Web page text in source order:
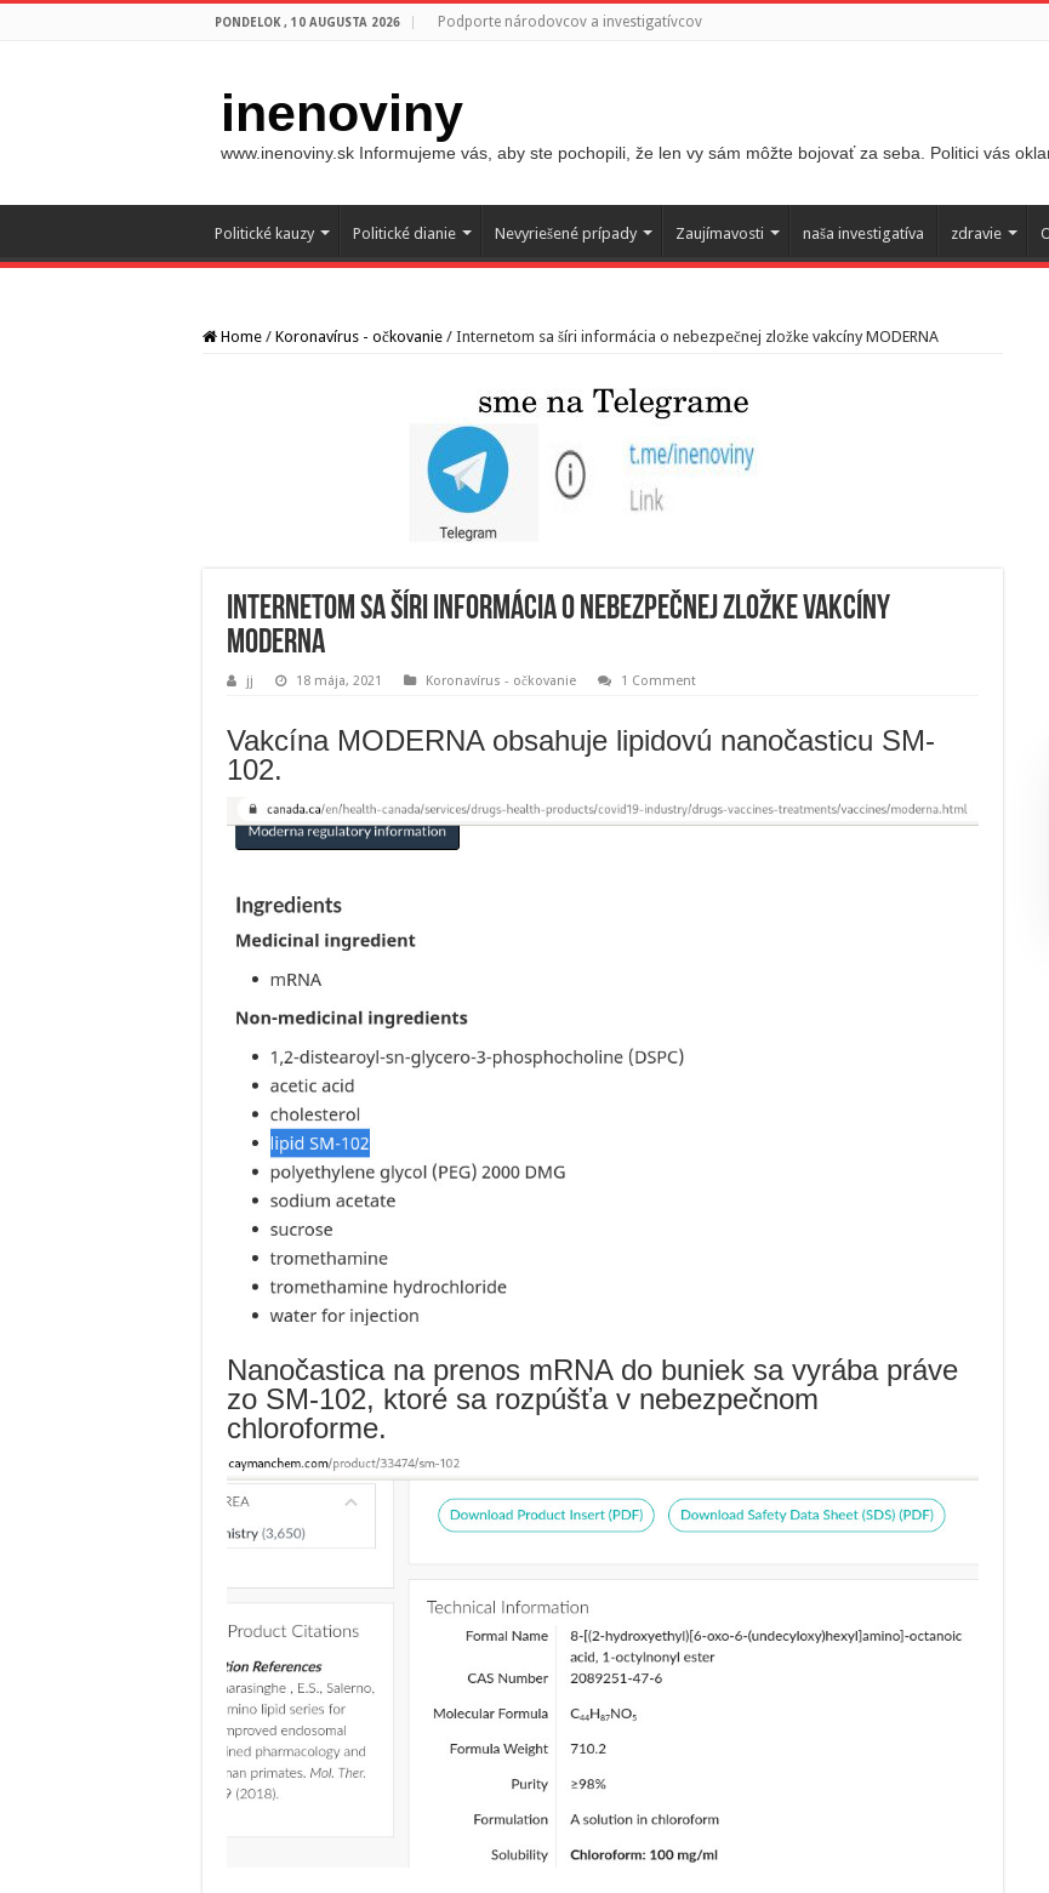
PONDELOK , 10 AUGUSTA 2026 Podporte národovcov a investigatívcov
inenoviny
www.inenoviny.sk Informujeme vás, aby ste pochopili, že len vy sám môžte bojovať za seba. Politici vás
Politické kauzy Politické dianie Nevyriešené prípady Zaujímavosti naša investigatíva zdravie
Home / Koronavírus - očkovanie / Internetom sa šíri informácia o nebezpečnej zložke vakcíny MODERNA
Internetom sa šíri informácia o nebezpečnej zložke vakcíny
MODERNA
jj 18 mája, 2021 Koronavírus - očkovanie 1 Comment
Vakcína MODERNA obsahuje lipidovú nanočasticu SM-
102.
Nanočastica na prenos mRNA do buniek sa vyrába práve
zo SM-102, ktoré sa rozpúšťa v nebezpečnom
chloroforme.